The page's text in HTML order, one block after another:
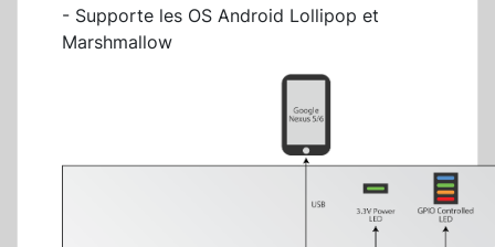
- Supporte les OS Android Lollipop et
Marshmallow